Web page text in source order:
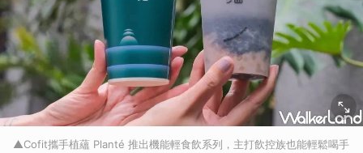
▲Cofit攜手植蘊 Planté 推出機能輕食飲系列，主打飲控族也能輕鬆喝手